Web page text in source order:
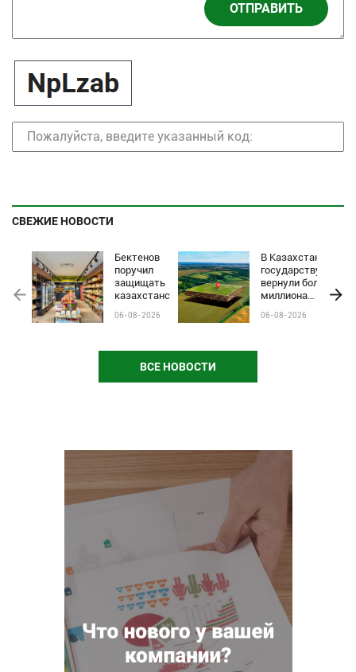
ОТПРАВИТЬ
СВЕЖИЕ НОВОСТИ
Бектенов
поручил
защищать
казахстанские
чёрного пиара
06-08-2026
В Казахстане
государству
вернули более
миллиона
сельхозземель
06-08-2026
ВСЕ НОВОСТИ